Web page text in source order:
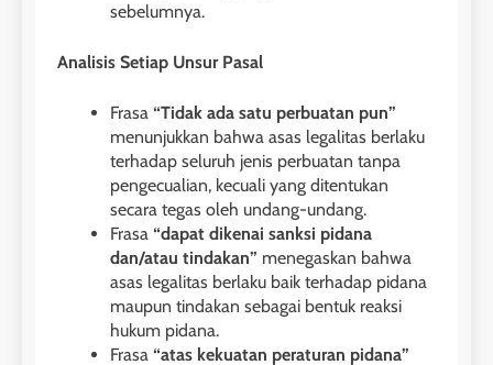
sebelumnya.
Analisis Setiap Unsur Pasal
Frasa “Tidak ada satu perbuatan pun”
menunjukkan bahwa asas legalitas berlaku
terhadap seluruh jenis perbuatan tanpa
pengecualian, kecuali yang ditentukan
secara tegas oleh undang-undang.
Frasa “dapat dikenai sanksi pidana
dan/atau tindakan” menegaskan bahwa
asas legalitas berlaku baik terhadap pidana
maupun tindakan sebagai bentuk reaksi
hukum pidana.
Frasa “atas kekuatan peraturan pidana”